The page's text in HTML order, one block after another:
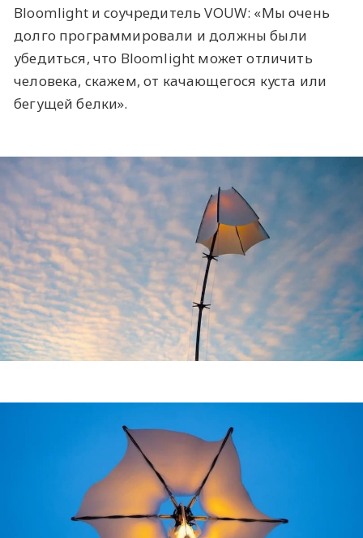
Bloomlight и соучредитель VOUW: «Мы очень
долго программировали и должны были
убедиться, что Bloomlight может отличить
человека, скажем, от качающегося куста или
бегущей белки».